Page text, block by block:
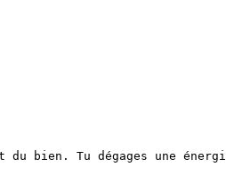
du bien. Tu dégages une